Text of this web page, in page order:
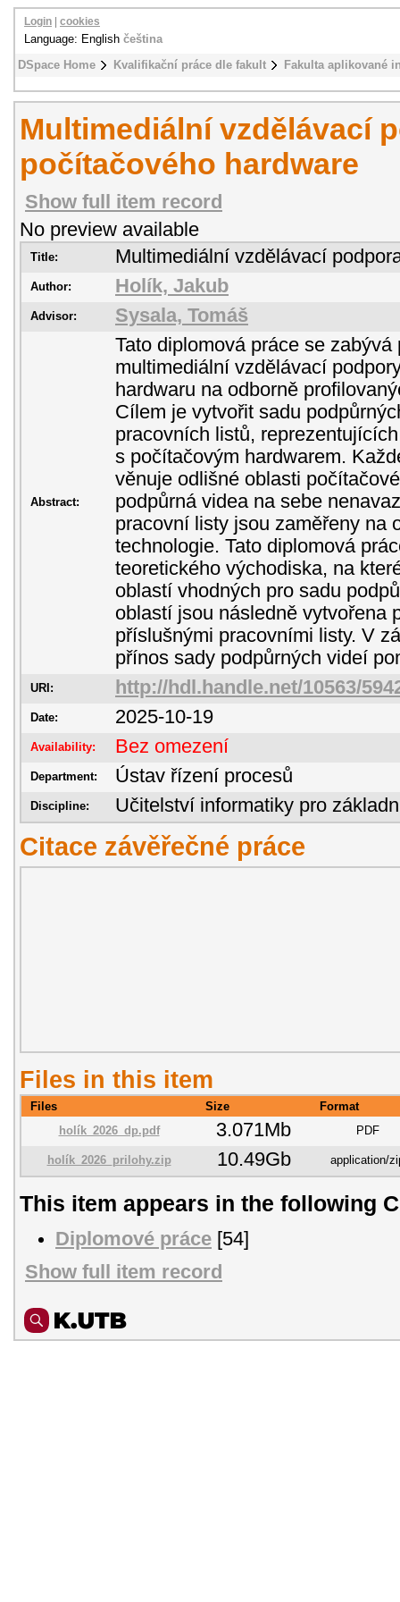
DSpace Home Kvalifikační práce dle fakult Fakulta aplikované
Login cookies
Language: English čeština
Multimediální vzdělávací
počítačového hardware
Show full item record
No preview available
Title: Multimediální vzdělávací
Author: Holík, Jakub
Advisor: Sysala, Tomáš
Abstract:
Tato diplomová práce se zabývá
multimediální vzdělávací
hardwaru na odborně
Cílem je vytvořit sadu
pracovních listů,
s počítačovým hardwarem.
věnuje odlišné oblasti
podpůrná videa na sebe
pracovní listy jsou zaměřeny na
technologie. Tato diplomová
teoretického východiska, na
oblastí vhodných pro sadu
oblastí jsou následně vytvořena
příslušnými pracovními listy. V
přínos sady podpůrných videí
URI: http://hdl.handle.net/10563/
Date: 2025-10-19
Availability: Bez omezení
Department: Ústav řízení procesů
Discipline: Učitelství informatiky pro
Citace závěřečné práce
Files in this item
Files Size
Format
holík_2026_dp.pdf
3.071Mb PDF
holík_2026_prilohy.zip 10.49Gb application/
This item appears in the following
Diplomové práce [54]
Show full item record